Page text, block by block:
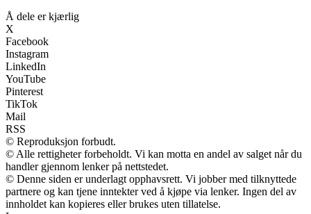
Å dele er kjærlig
X
Facebook
Instagram
LinkedIn
YouTube
Pinterest
TikTok
Mail
RSS
© Reproduksjon forbudt.
© Alle rettigheter forbeholdt. Vi kan motta en andel av salget når du
handler gjennom lenker på nettstedet.
© Denne siden er underlagt opphavsrett. Vi jobber med tilknyttede
partnere og kan tjene inntekter ved å kjøpe via lenker. Ingen del av
innholdet kan kopieres eller brukes uten tillatelse.